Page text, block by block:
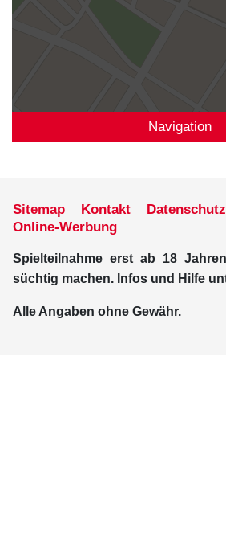
Navigation
Sitemap Kontakt Datenschutz
Online-Werbung
Spielteilnahme erst ab 18
süchtig machen. Infos und Hilfe
Alle Angaben ohne Gewähr.